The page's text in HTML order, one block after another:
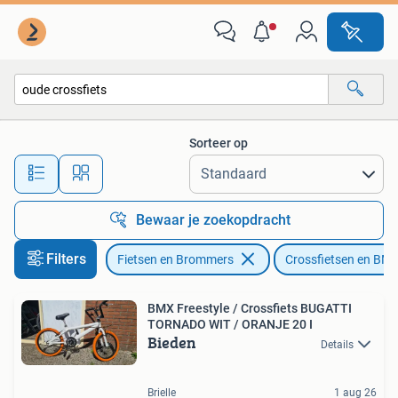
Alle afstanden…
Sorteer op
Bewaar je zoekopdracht
Filters Fietsen en Brommers Crossfietsen en
BMX Freestyle / Crossfiets BUGATTI
TORNADO WIT / ORANJE 20 I
Bieden Details
Brielle 1 aug 26